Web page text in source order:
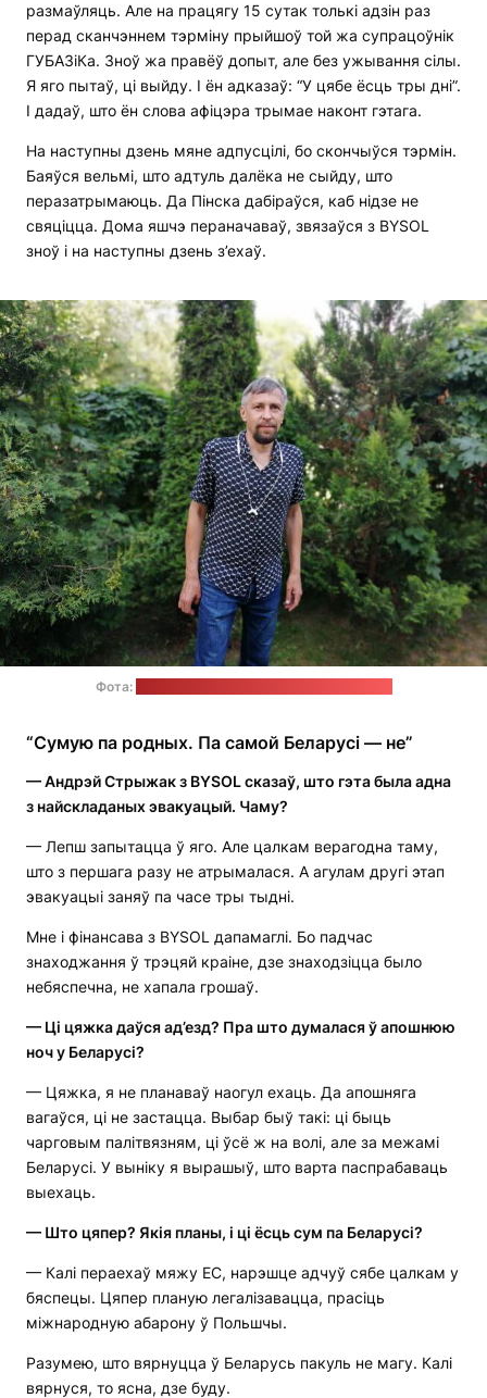
размаўляць. Але на працягу 15 сутак толькі адзін раз
перад сканчэннем тэрміну прыйшоў той жа супрацоўнік
ГУБАЗіКа. Зноў жа правёў допыт, але без ужывання сілы.
Я яго пытаў, ці выйду. І ён адказаў: “У цябе ёсць тры дні”.
І дадаў, што ён слова афіцэра трымае наконт гэтага.
На наступны дзень мяне адпусцілі, бо скончыўся тэрмін.
Баяўся вельмі, што адтуль далёка не сыйду, што
перазатрымаюць. Да Пінска дабіраўся, каб нідзе не
свяціцца. Дома яшчэ пераначаваў, звязаўся з BYSOL
зноў і на наступны дзень з’ехаў.
Фота:
“Сумую па родных. Па самой Беларусі — не”
—Андрэй Стрыжак з BYSOLсказаў, што гэта была адна
з найскладаных эвакуацый. Чаму?
— Лепш запытацца ў яго. Але цалкам верагодна таму,
што з першага разу не атрымалася. А агулам другі этап
эвакуацыі заняў па часе тры тыдні.
Мне і фінансава з BYSOL дапамаглі. Бо падчас
знаходжання ў трэцяй краіне, дзе знаходзіцца было
небяспечна, не хапала грошаў.
— Ці цяжка даўся ад’езд? Пра што думалася ў апошнюю
ноч у Беларусі?
— Цяжка, я не планаваў наогул ехаць. Да апошняга
вагаўся, ці не застацца. Выбар быў такі: ці быць
чарговым палітвязням, ці ўсё ж на волі, але за межамі
Беларусі. У выніку я вырашыў, што варта паспрабаваць
выехаць.
— Што цяпер? Якія планы, і ці ёсць сум па Беларусі?
— Калі пераехаў мяжу ЕС, нарэшце адчуў сябе цалкам у
бяспецы. Цяпер планую легалізавацца, прасіць
міжнародную абарону ў Польшчы.
Разумею, што вярнуцца ў Беларусь пакуль не магу. Калі
вярнуся, то ясна, дзе буду.